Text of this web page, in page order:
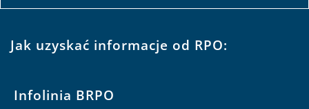
Jak uzyskać informacje od RPO:
Infolinia BRPO